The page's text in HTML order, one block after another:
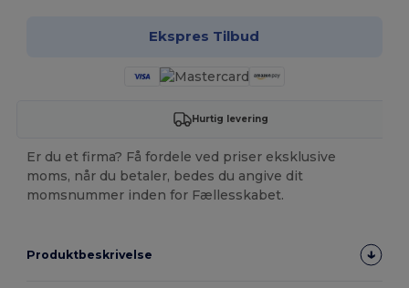
Ekspres Tilbud
Hurtig levering
Er du et firma? Få fordele ved priser eksklusive
moms, når du betaler, bedes du angive dit
momsnummer inden for Fællesskabet.
Produktbeskrivelse